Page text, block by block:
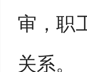
审，职
关系。